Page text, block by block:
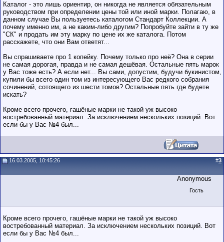
Каталог - это лишь ориентир, он никогда не является обязательным
руководством при определении цены той или иной марки. Полагаю, в
данном случае Вы пользуетесь каталогом Стандарт Коллекции. А
почему именно им, а не каким-либо другим? Попробуйте зайти в ту же
"СК" и продать им эту марку по цене их же каталога. Потом
расскажете, что они Вам ответят...
Вы спрашиваете про 1 копейку. Почему только про неё? Она в серии
не самая дорогая, правда и не самая дешёвая. Остальные пять марок
у Вас тоже есть? А если нет... Вы сами, допустим, будучи букинистом,
купили бы всего один том из интересующего Вас редкого собрания
сочинений, сотоящего из шести томов? Остальные пять где будете
искать?
Кроме всего прочего, гашёные марки не такой уж высоко
востребованный материал. За исключением нескольких позиций. Вот
если бы у Вас №4 был...
16.03.2005, 10:45:26 #3
Anonymous
Гость
Кроме всего прочего, гашёные марки не такой уж высоко
востребованный материал. За исключением нескольких позиций. Вот
если бы у Вас №4 был...